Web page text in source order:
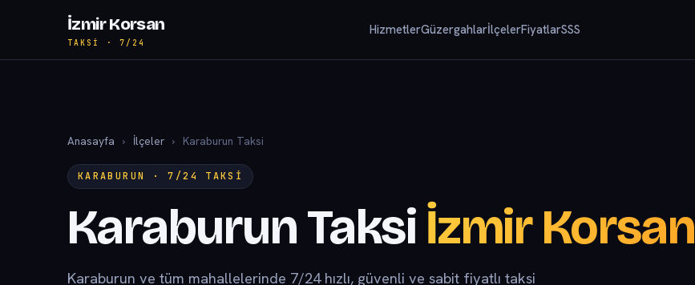
İzmir Korsan
TAKSI · 7/24
HizmetlerGüzergahlarİlçelerFiyatlarSSS
Anasayfa › İlçeler › Karaburun Taksi
KARABURUN · 7/24 TAKSI
Karaburun Taksiİzmir Korsan
Karaburun ve tüm mahallelerinde 7/24 hızlı, güvenli ve sabit fiyatlı taksi